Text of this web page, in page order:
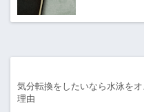
気分転換をしたいなら水泳を
理由